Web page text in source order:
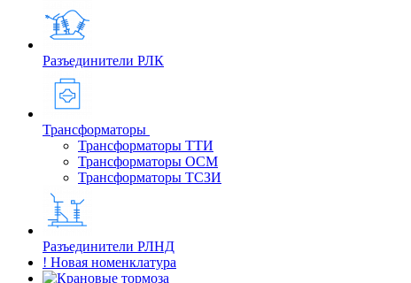
Разъединители РЛК
Трансформаторы
Трансформаторы ТТИ
Трансформаторы ОСМ
Трансформаторы ТСЗИ
Разъединители РЛНД
! Новая номенклатура